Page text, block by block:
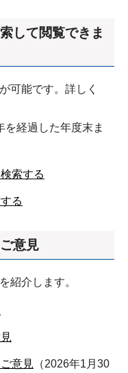
して閲覧できま
可能です。詳しく
を経過した年度末ま
索する
る
意見
紹介します。
意見 （2026年1月30